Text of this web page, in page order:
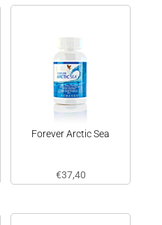
Forever Arctic Sea
€37,40